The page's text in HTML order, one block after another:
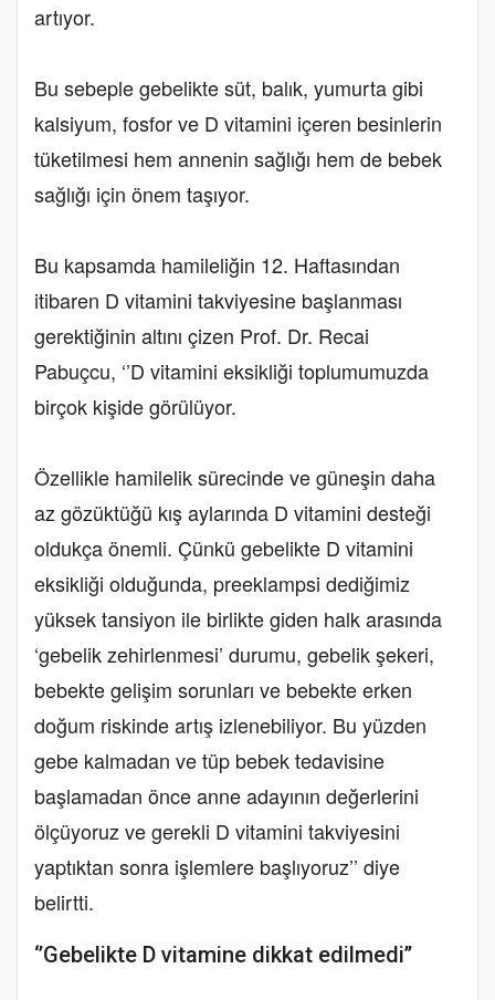
artıyor.
Bu sebeple gebelikte süt, balık, yumurta gibi
kalsiyum, fosfor ve D vitamini içeren besinlerin
tüketilmesi hem annenin sağlığı hem de bebek
sağlığı için önem taşıyor.
Bu kapsamda hamileliğin 12. Haftasından
itibaren D vitamini takviyesine başlanması
gerektiğinin altını çizen Prof. Dr. Recai
Pabuçcu, ‘’D vitamini eksikliği toplumumuzda
birçok kişide görülüyor.
Özellikle hamilelik sürecinde ve güneşin daha
az gözüktüğü kış aylarında D vitamini desteği
oldukça önemli. Çünkü gebelikte D vitamini
eksikliği olduğunda, preeklampsi dediğimiz
yüksek tansiyon ile birlikte giden halk arasında
‘gebelik zehirlenmesi’ durumu, gebelik şekeri,
bebekte gelişim sorunları ve bebekte erken
doğum riskinde artış izlenebiliyor. Bu yüzden
gebe kalmadan ve tüp bebek tedavisine
başlamadan önce anne adayının değerlerini
ölçüyoruz ve gerekli D vitamini takviyesini
yaptıktan sonra işlemlere başlıyoruz’’ diye
belirtti.
‘’Gebelikte D vitamine dikkat edilmedi’’